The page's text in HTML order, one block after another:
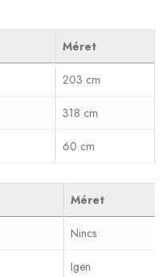
Méret
203 cm
318 cm
60 cm
Méret
Nincs
Igen